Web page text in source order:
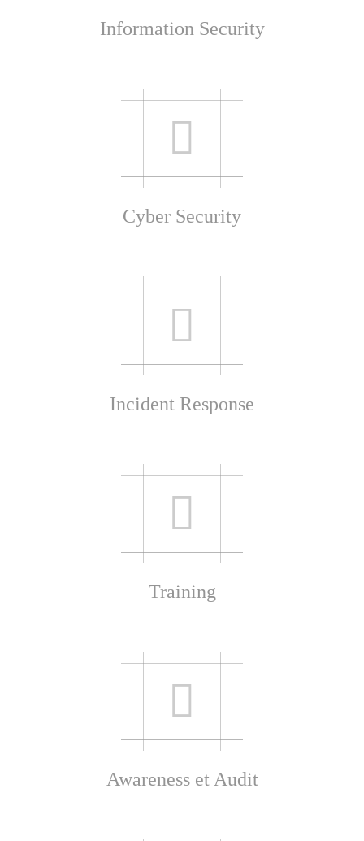
Information Security
Cyber Security
Incident Response
Training
Awareness et Audit